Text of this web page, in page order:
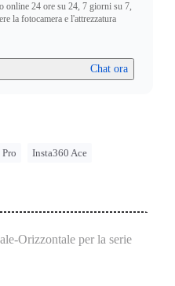
online 24 ore su 24, 7 giorni su 7,
la fotocamera e l'attrezzatura
Chat ora
Insta360 Ace
Orizzontale per la serie